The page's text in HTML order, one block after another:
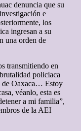
denuncia que su
e
los
ingresan a su
una orden de
transmitiendo en
policiaca
de Oaxaca… Estoy
véanlo, esta es
a mi familia”,
de la AEI